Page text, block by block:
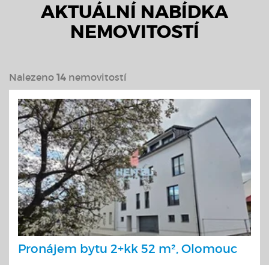
AKTUÁLNÍ NABÍDKA
NEMOVITOSTÍ
Nalezeno 14 nemovitostí
Pronájem bytu 2+kk 52 m², Olomouc